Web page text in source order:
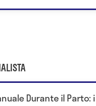
Durante il Parto: i